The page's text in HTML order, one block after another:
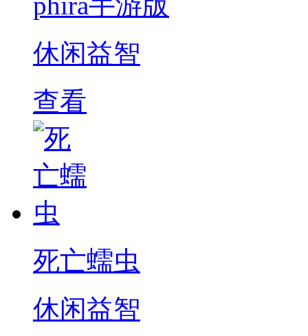
休闲益智
查看
死亡蠕虫
休闲益智